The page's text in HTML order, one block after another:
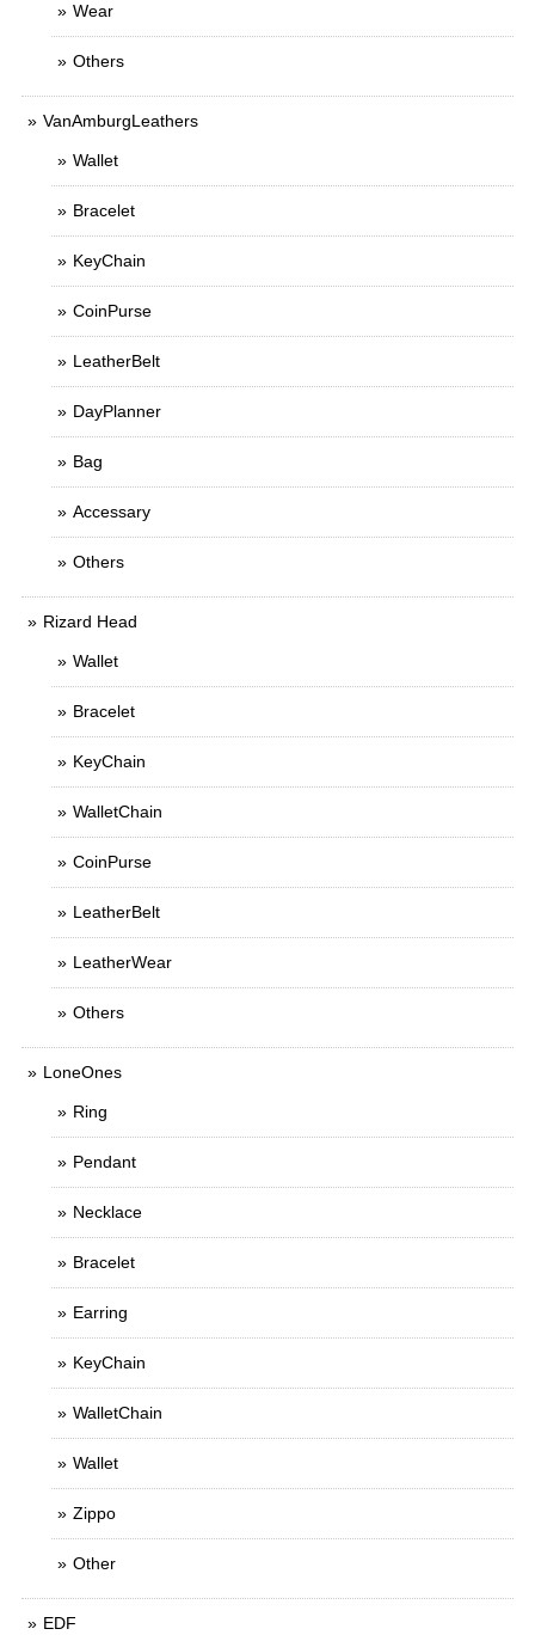
Wear
Others
VanAmburgLeathers
Wallet
Bracelet
KeyChain
CoinPurse
LeatherBelt
DayPlanner
Bag
Accessary
Others
Rizard Head
Wallet
Bracelet
KeyChain
WalletChain
CoinPurse
LeatherBelt
LeatherWear
Others
LoneOnes
Ring
Pendant
Necklace
Bracelet
Earring
KeyChain
WalletChain
Wallet
Zippo
Other
EDF